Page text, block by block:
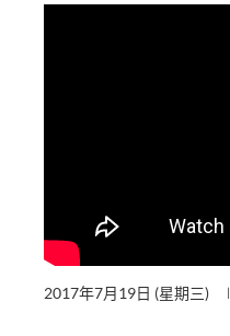
2017年7月19日 (星期三)